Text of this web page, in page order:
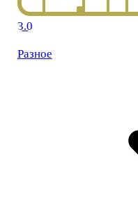
3.0
Разное